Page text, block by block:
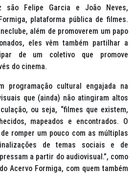
são Felipe Garcia e João Neves,
plataforma pública de filmes.
além de promoverem um papo
eles vêm também partilhar a
de um coletivo que promove
do cinema.
programação cultural engajada na
que (ainda) não atingiram altos
ou seja, “filmes que existem,
mapeados e encontrados. O
romper um pouco com as múltiplas
de temas sociais e de
a partir do audiovisual.”, como
Acervo Formiga, com quem também